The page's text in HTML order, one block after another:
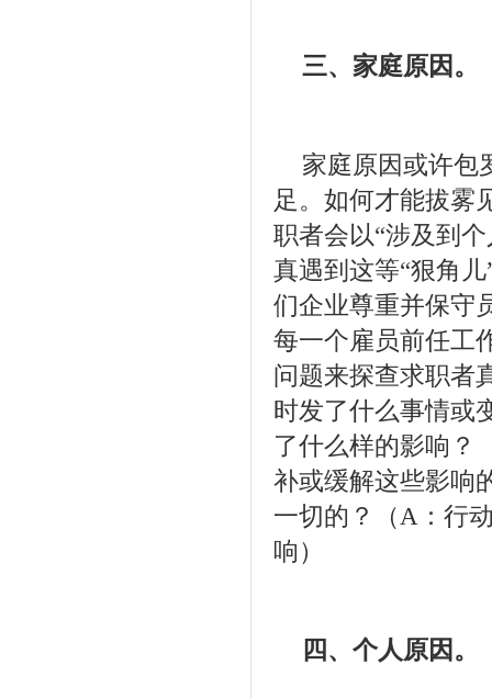
三、家庭原因。
家庭原因或许包
足。如何才能拔雾
职者会以“涉及到
真遇到这等“狠角
们企业尊重并保守
每一个雇员前任工
问题来探查求职者
时发了什么事情或
了什么样的影响？
补或缓解这些影响
一切的？（A：行
响）
四、个人原因。